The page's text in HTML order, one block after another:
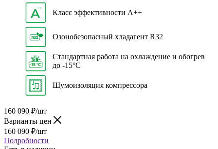
Класс эффективности A++
Озонобезопасный хладагент R32
Стандартная работа на охлаждение и обогрев
до -15°C
Шумоизоляция компрессора
160 090 ₽/шт
Варианты цен
160 090 ₽/шт
Подробности